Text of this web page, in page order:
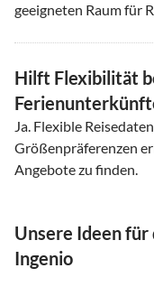
geeigneten Raum für
Hilft Flexibilität
Ja. Flexible
Größenpräferenzen
Angebote zu finden.
Unsere Ideen für
Ingenio